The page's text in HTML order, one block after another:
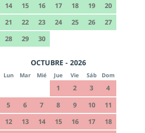
14
15 16 17 18 19
20
21
22 23 24 25 26
27
28
29 30
OCTUBRE - 2026
Lun Mar Mié Jue Vie Sáb Dom
1 2 3
4
5
6 7 8 9 10
11
12
13 14 15 16 17
18